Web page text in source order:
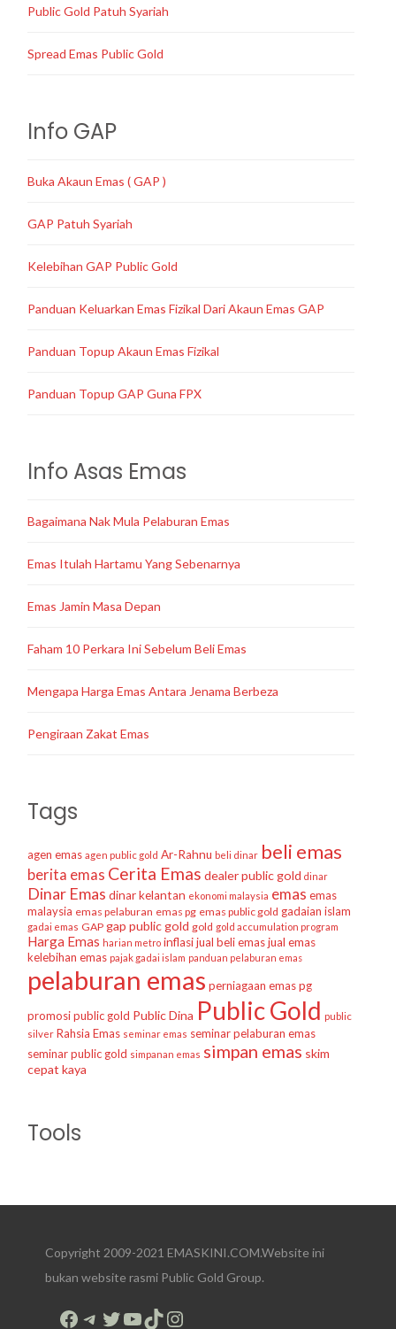
Public Gold Patuh Syariah
Spread Emas Public Gold
Info GAP
Buka Akaun Emas ( GAP )
GAP Patuh Syariah
Kelebihan GAP Public Gold
Panduan Keluarkan Emas Fizikal Dari Akaun Emas GAP
Panduan Topup Akaun Emas Fizikal
Panduan Topup GAP Guna FPX
Info Asas Emas
Bagaimana Nak Mula Pelaburan Emas
Emas Itulah Hartamu Yang Sebenarnya
Emas Jamin Masa Depan
Faham 10 Perkara Ini Sebelum Beli Emas
Mengapa Harga Emas Antara Jenama Berbeza
Pengiraan Zakat Emas
Tags
agen emas agen public gold Ar-Rahnu beli dinar beli emas
berita emas Cerita Emas dealer public gold dinar
Dinar Emas dinar kelantan ekonomi malaysia emas emas
malaysia emas pelaburan emas pg emas public gold gadaian islam
gadai emas GAP gap public gold gold gold accumulation program
Harga Emas harian metro inflasijual beli emasjual emas
kelebihan emas pajak gadai islam panduan pelaburan emas
pelaburan emas perniagaan emaspg
promosi public gold Public Dina Public Gold public
silver Rahsia Emas seminar emas seminar pelaburan emas
seminar public gold simpanan emas simpan emas skim
cepat kaya
Tools
Copyright 2009-2021 EMASKINI.COM.Website ini
bukan website rasmi Public Gold Group.
Facebook
Telegram
Twitter
YouTube
TikTok
Instagram